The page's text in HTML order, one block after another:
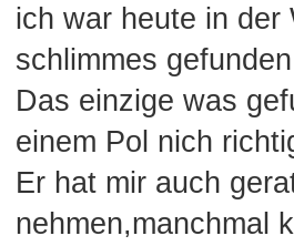
ich war heute in der
schlimmes
Das einzige was
einem Pol nich
Er hat mir auch
nehmen,manchmal